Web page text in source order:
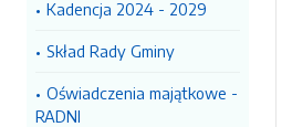
Kadencja 2024 - 2029
Skład Rady Gminy
Oświadczenia majątkowe -
RADNI